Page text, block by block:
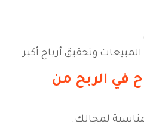
وتحقيق أرباح أكبر.
في الربح من
لمجالك.